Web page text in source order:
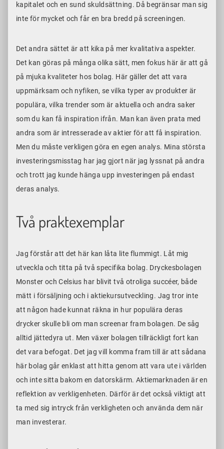
kapitalet och en sund skuldsättning. Då begränsar man sig
inte för mycket och får en bra bredd på screeningen.
Det andra sättet är att kika på mer kvalitativa aspekter.
Det kan göras på många olika sätt, men fokus här är att gå
på mjuka kvaliteter hos bolag. Här gäller det att vara
uppmärksam och nyfiken, se vilka typer av produkter är
populära, vilka trender som är aktuella och andra saker
som du kan få inspiration ifrån. Man kan även prata med
andra som är intresserade av aktier för att få inspiration.
Men du måste verkligen göra en egen analys. Mina största
investeringsmisstag har jag gjort när jag lyssnat på andra
och trott jag kunde hänga upp investeringen på endast
deras analys.
Två praktexemplar
Jag förstår att det här kan låta lite flummigt. Låt mig
utveckla och titta på två specifika bolag. Dryckesbolagen
Monster och Celsius har blivit två otroliga succéer, både
mätt i försäljning och i aktiekursutveckling. Jag tror inte
att någon hade kunnat räkna in hur populära deras
drycker skulle bli om man screenar fram bolagen. De såg
alltid jättedyra ut. Men växer bolagen tillräckligt fort kan
det vara befogat. Det jag vill komma fram till är att sådana
här bolag går enklast att hitta genom att vara ute i världen
och inte sitta bakom en datorskärm. Aktiemarknaden är en
reflektion av verkligenheten. Därför är det också viktigt att
ta med sig intryck från verkligheten och använda dem när
man investerar.